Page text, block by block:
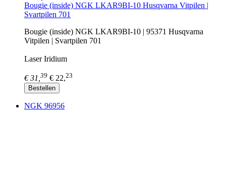
Bougie (inside) NGK LKAR9BI-10 Husqvarna Vitpilen |
Svartpilen 701
Bougie (inside) NGK LKAR9BI-10 | 95371 Husqvarna
Vitpilen | Svartpilen 701
Laser Iridium
€ 31, 39 € 22,23
Bestellen
NGK 96956